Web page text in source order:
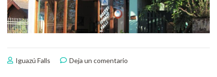
Iguazú Falls Deja un comentario